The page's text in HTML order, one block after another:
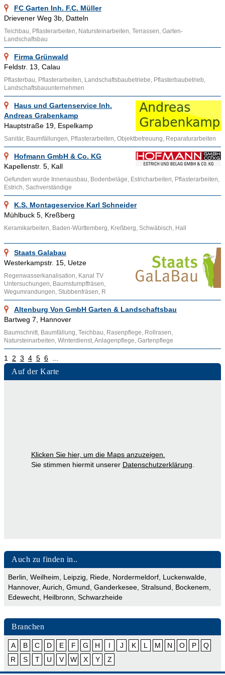
Holzpflaster ist aus Holz- Klötzen zusammengesetzt, die auf
den tragenden Unterboden geklebt oder mit Asphalten
gebunden werden. Neben dem quadratischem Format ist auch
Rundholz üblich.
Ähnliche Themenbereiche wie
Klinkerarbeiten und Informationen wie
Straßenoberbau,Bordstein
können über die bereitgestellten
Links aufgesucht werden.
FC Garten Inh. F.C. Müller
Drievener Weg 3b, Datteln
Teichbau, Pflasterarbeiten, Natursteinarbeiten, Terrassen, Garten-
Landschaftsbau
Firma Grünwald
Feldstr. 13, Calau
Pflasterbau, Pflasterarbeiten, Landschaftsbaubetriebe, Pflasterbaubetrieb,
Landschaftsbauunternehmen
Haus und Gartenservice Inh.
Andreas Grabenkamp
Hauptstraße 19, Espelkamp
Sanitär, Baumfällungen, Pflasterarbeiten, Objektbetreuung, Reparaturarbeiten
Hofmann GmbH & Co. KG
Kapellenstr. 5, Kall
Gefunden wurde Innenausbau, Bodenbeläge, Estricharbeiten, Pflasterarbeiten,
Estrich, Sachverständige
K.S. Montageservice Karl Schneider
Mühlbuck 5, Kreßberg
Keramikarbeiten, Baden-Württemberg, Kreßberg, Schwäbisch, Hall
Staats Galabau
Westerkampstr. 15, Uetze
Regenwasserkanalisation, Kanal TV
Untersuchungen, Baumstumpffräsen,
Wegumrandungen, Stubbenfräsen, R
Altenburg Von GmbH Garten & Landschaftsbau
Bartweg 7, Hannover
Baumschnitt, Baumfällung, Teichbau, Rasenpflege, Rollrasen,
Natursteinarbeiten, Winterdienst, Anlagenpflege, Gartenpflege
1 2 3 4 5 6
Auf der Karte
Klicken Sie hier, um die Maps anzuzeigen.
Sie stimmen hiermit unserer Datenschutzerklärung
Auch zu finden in..
Berlin Weilheim Leipzig Riede Nordermeldorf Luckenwalde
Hannover, Aurich Gmund Ganderkesee Stralsund Bockenem
Edewecht Heilbronn Schwarzheide
Branchen
A B C D E F G H I J K L M N O P
Q
R
S T U V W X Y Z